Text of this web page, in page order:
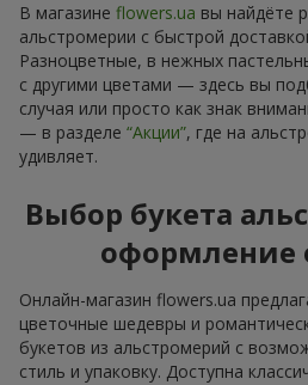
В магазине flowers.ua вы найдёте
альстромерии с быстрой
Разноцветные, в нежных
с другими цветами — здесь вы
случая или просто как знак
— в разделе “Акции”, где на
удивляет.
Выбор букета
оформление
Онлайн-магазин flowers.ua
цветочные шедевры и
букетов из альстромерий с
стиль и упаковку. Доступна